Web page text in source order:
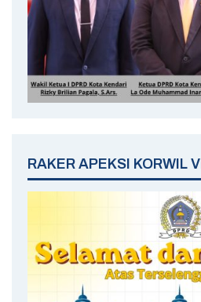
RAKER APEKSI KORWIL VI